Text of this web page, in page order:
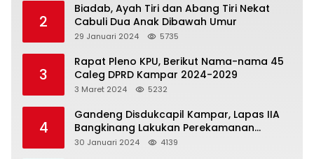
2
Biadab, Ayah Tiri dan Abang Tiri Nekat
Cabuli Dua Anak Dibawah Umur
29 Januari 2024 5735
3
Rapat Pleno KPU, Berikut Nama-nama 45
3 Maret 2024 5232
4
Gandeng Disdukcapil Kampar, Lapas IIA
Bangkinang Lakukan Perekamanan
Kependudukan WBP
30 Januari 2024 4139